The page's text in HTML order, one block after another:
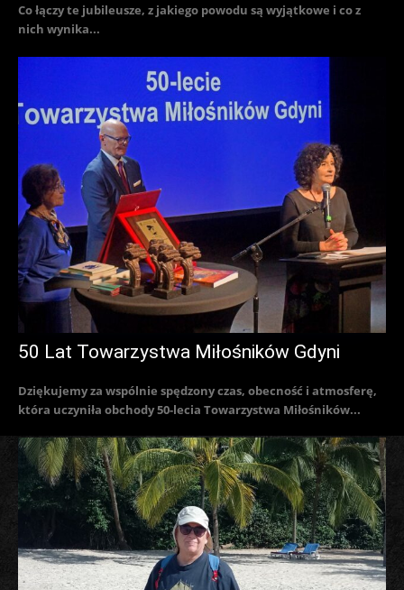
Co łączy te jubileusze, z jakiego powodu są wyjątkowe i co z
nich wynika...
50 Lat Towarzystwa Miłośników Gdyni
Dziękujemy za wspólnie spędzony czas, obecność i atmosferę,
która uczyniła obchody 50-lecia Towarzystwa Miłośników...